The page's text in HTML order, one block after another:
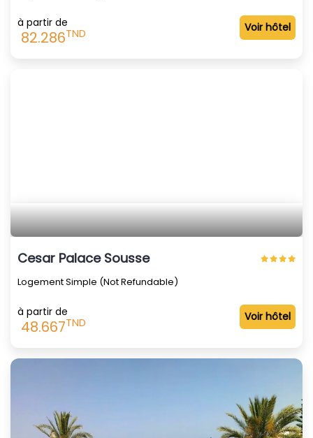
à partir de
82.286TND Voir hôtel
Cesar Palace Sousse
Logement Simple (Not Refundable)
à partir de
48.667TND Voir hôtel